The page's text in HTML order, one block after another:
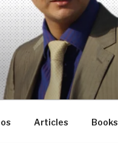
Articles Books